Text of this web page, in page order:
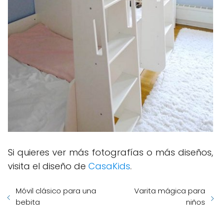
Si quieres ver más fotografías o más diseños,
visita el diseño de CasaKids.
Móvil clásico para una
bebita
Varita mágica para
niños